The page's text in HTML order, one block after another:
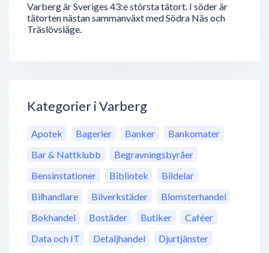
Varberg är Sveriges 43:e största tätort. I söder är
tätorten nästan sammanväxt med Södra Näs och
Träslövsläge.
Kategorier i Varberg
Apotek Bagerier Banker
Bankomater
Bar & Nattklubb
Begravningsbyråer
Bensinstationer
Bibliotek
Bildelar
Bilhandlare
Bilverkstäder
Blomsterhandel
Bokhandel
Bostäder Butiker
Caféer
Data och IT
Detaljhandel
Djurtjänster